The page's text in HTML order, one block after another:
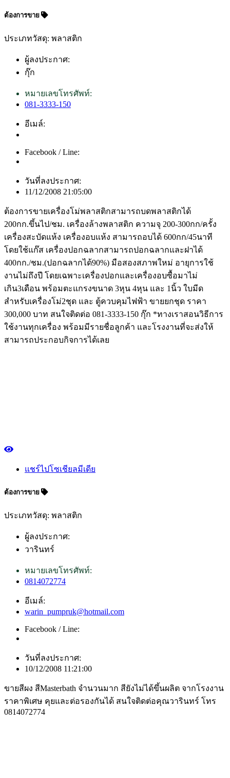
ต้องการขาย
ประเภทวัสดุ: พลาสติก
ผู้ลงประกาศ:
กุ๊ก
หมายเลขโทรศัพท์:
081-3333-150
อีเมล์:
Facebook / Line:
วันที่ลงประกาศ:
11/12/2008 21:05:00
ต้องการขายเครื่องโม่พลาสติกสามารถบดพลาสติกได้
200กก.ขึ้นไป/ชม. เครื่องล้างพลาสติก ความจุ 200-300กก/ครั้ง
เครื่องสะบัดแห้ง เครื่องอบแห้ง สามารถอบได้ 600กก/45นาที
โดยใช้แก๊ส เครื่องปอกฉลากสามารถปอกฉลากและฝาได้
400กก./ชม.(ปอกฉลากได้90%) มือสองสภาพใหม่ อายุการใช้
งานไม่ถึงปี โดยเฉพาะเครื่องปอกและเครื่องอบซื้อมาไม่
เกิน3เดือน พร้อมตะแกรงขนาด 3หุน 4หุน และ 1นิ้ว ใบมีด
สำหรับเครื่องโม่2ชุด และ ตู้ควบคุมไฟฟ้า ขายยกชุด ราคา
300,000 บาท สนใจติดต่อ 081-3333-150 กุ๊ก *ทางเราสอนวิธีการ
ใช้งานทุกเครื่อง พร้อมมีรายชื่อลูกค้า และโรงงานที่จะส่งให้
สามารถประกอบกิจการได้เลย
แชร์ไปโซเชียลมีเดีย
ต้องการขาย
ประเภทวัสดุ: พลาสติก
ผู้ลงประกาศ:
วารินทร์
หมายเลขโทรศัพท์:
0814072774
อีเมล์:
warin_pumpruk@hotmail.com
Facebook / Line:
วันที่ลงประกาศ:
10/12/2008 11:21:00
ขายสีผง สีMasterbath จำนวนมาก สียังไม่ได้ขึ้นผลิต จากโรงงาน
ราคาพิเศษ คุยและต่อรองกันได้ สนใจติดต่อคุณวารินทร์ โทร
0814072774